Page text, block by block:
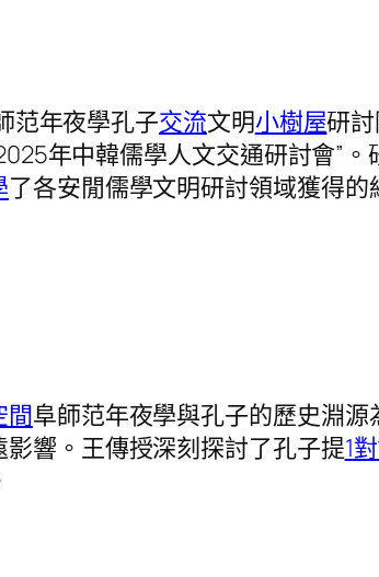
范年夜學孔子交流文明小樹屋研
年中韓儒學人文交通研討會”
了各安閒儒學文明研討領域獲得
間阜師范年夜學與孔子的歷史淵源
影響。王傳授深刻探討了孔子提1